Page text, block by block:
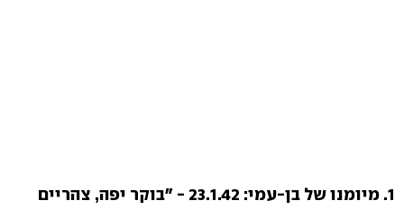
1. מיומנו של בן-עמי:
23.1.42 - "בוקר יפה, צהריים